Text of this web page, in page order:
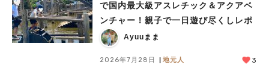
で国内最大級アスレチック＆アクアベ
ンチャー！親子で一日遊び尽くしレポ
Ayuuまま
2026年7月28日 地元人 3
#教えたい/こんなの見つけた